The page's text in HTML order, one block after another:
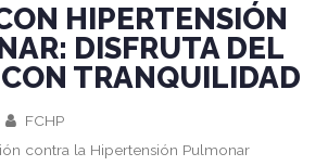
HIPERTENSIÓN
DISFRUTA DEL
TRANQUILIDAD
FCHP
contra la Hipertensión Pulmonar